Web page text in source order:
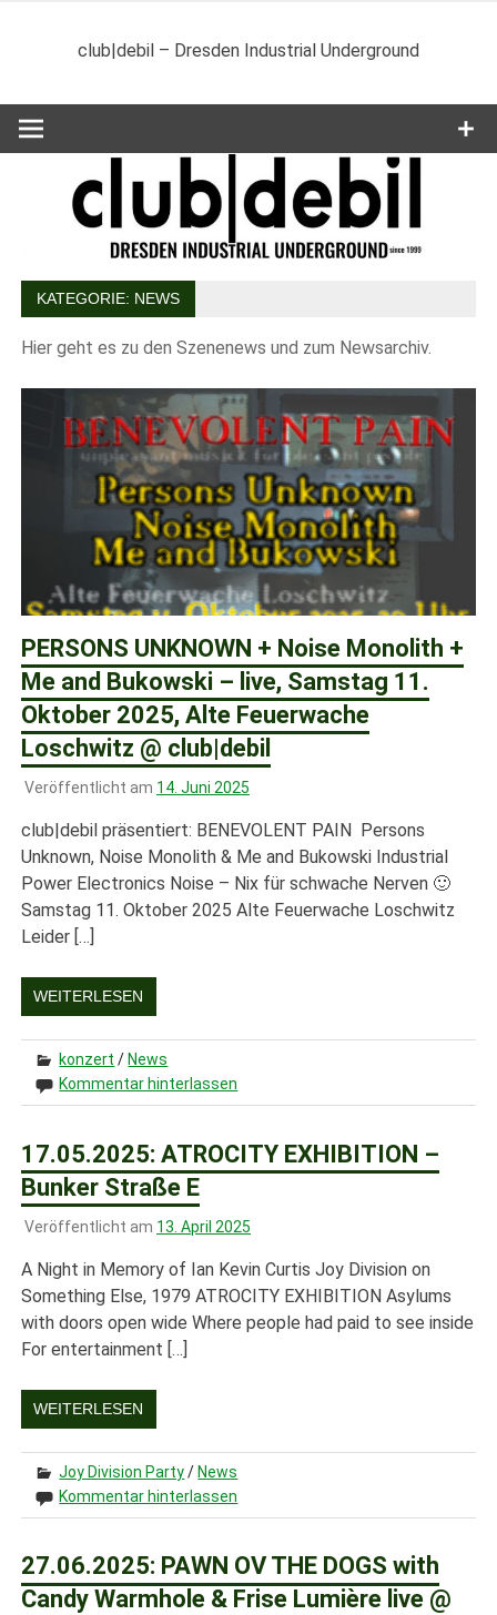
club|debil – Dresden Industrial Underground
KATEGORIE: NEWS
Hier geht es zu den Szenenews und zum Newsarchiv.
PERSONS UNKNOWN + Noise Monolith +
Me and Bukowski – live, Samstag 11.
Oktober 2025, Alte Feuerwache
Loschwitz @ club|debil
Veröffentlicht am 14. Juni 2025
club|debil präsentiert: BENEVOLENT PAIN Persons
Unknown, Noise Monolith & Me and Bukowski Industrial
Power Electronics Noise – Nix für schwache Nerven 🙂
Samstag 11. Oktober 2025 Alte Feuerwache Loschwitz
Leider […]
WEITERLESEN
konzert / News
Kommentar hinterlassen
17.05.2025: ATROCITY EXHIBITION –
Bunker Straße E
Veröffentlicht am 13. April 2025
A Night in Memory of Ian Kevin Curtis Joy Division on
Something Else, 1979 ATROCITY EXHIBITION Asylums
with doors open wide Where people had paid to see inside
For entertainment […]
WEITERLESEN
Joy Division Party/ News
Kommentar hinterlassen
27.06.2025: PAWN OV THE DOGS with
Candy Warmhole & Frise Lumière live @